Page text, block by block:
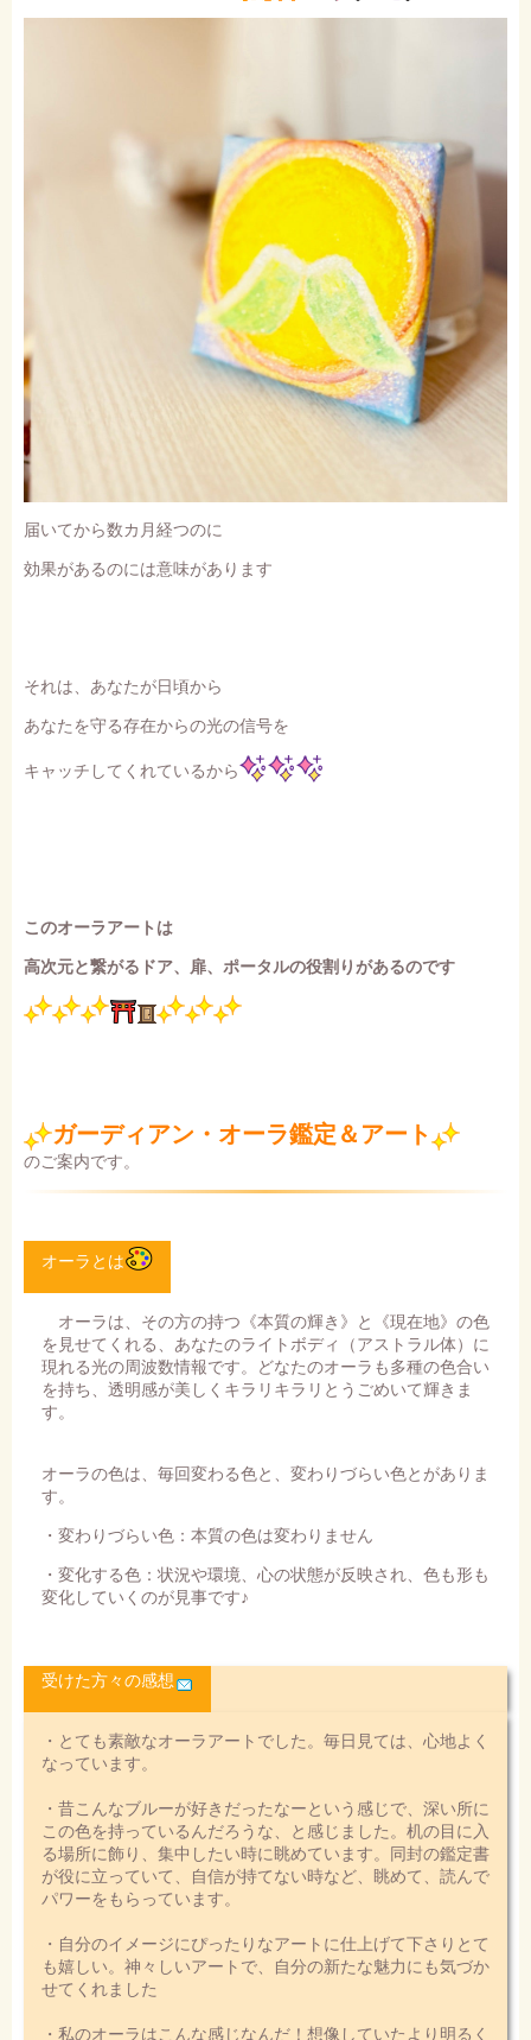
届いてから数カ月経つのに
効果があるのには意味があります
それは、あなたが日頃から
あなたを守る存在からの光の信号を
キャッチしてくれているから
このオーラアートは
高次元と繋がるドア、扉、ポータルの役割りがあるのです
ガーディアン・オーラ鑑定＆アート
のご案内です。
オーラとは
オーラは、その方の持つ《本質の輝き》と《現在地》の色
を見せてくれる、あなたのライトボディ（アストラル体）に
現れる光の周波数情報です。どなたのオーラも多種の色合い
を持ち、透明感が美しくキラリキラリとうごめいて輝きま
す。
オーラの色は、毎回変わる色と、変わりづらい色とがありま
す。
・変わりづらい色：本質の色は変わりません
・変化する色：状況や環境、心の状態が反映され、色も形も
変化していくのが見事です♪
受けた方々の感想
・とても素敵なオーラアートでした。毎日見ては、心地よく
なっています。
・昔こんなブルーが好きだったなーという感じで、深い所に
この色を持っているんだろうな、と感じました。机の目に入
る場所に飾り、集中したい時に眺めています。同封の鑑定書
が役に立っていて、自信が持てない時など、眺めて、読んで
パワーをもらっています。
・自分のイメージにぴったりなアートに仕上げて下さりとて
も嬉しい。神々しいアートで、自分の新たな魅力にも気づか
せてくれました
・私のオーラはこんな感じなんだ！想像していたより明るく